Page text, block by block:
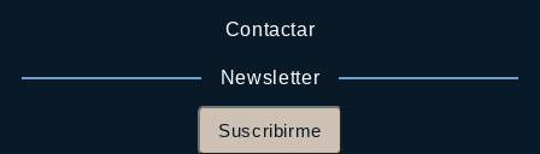
Contactar
Newsletter
Suscribirme